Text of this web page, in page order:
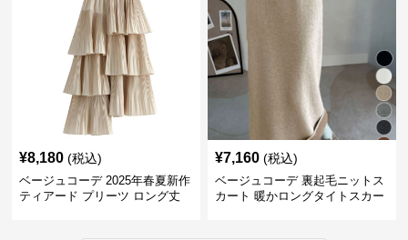
¥8,180 (税込)
ベージュコーデ 2025年春夏新作
ティアード プリーツ ロング丈
¥7,160 (税込)
ベージュコーデ 裏起毛ニットス
カート 暖かロングタイトスカー